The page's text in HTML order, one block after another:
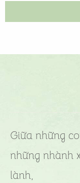
Giữa những
những nhành
lành,